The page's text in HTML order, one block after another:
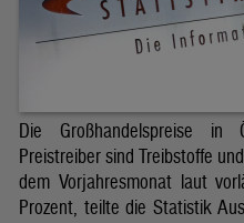
Die Großhandelspreise in
Preistreiber sind Treibstoffe
dem Vorjahresmonat laut
Prozent, teilte die Statistik